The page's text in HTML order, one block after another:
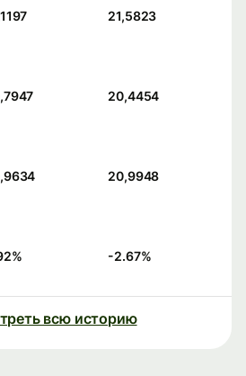
21,5823
20,4454
20,9948
% -2.67%
всю историю